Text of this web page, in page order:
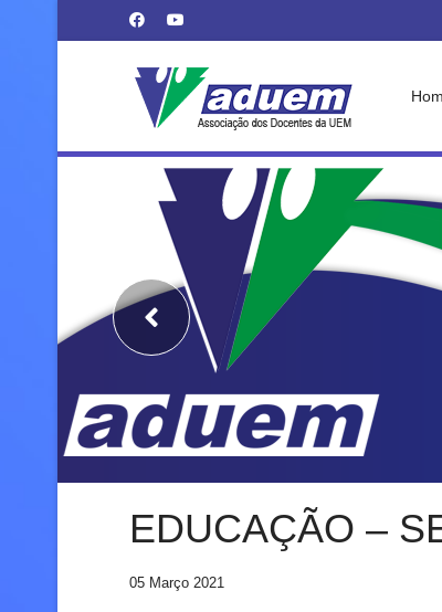
EDUCAÇÃO –
05 Março 2021